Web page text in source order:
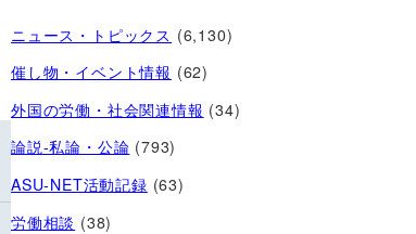
ニュース・トピックス (6,130)
催し物・イベント情報 (62)
外国の労働・社会関連情報 (34)
論説-私論・公論 (793)
ASU-NET活動記録 (63)
労働相談 (38)